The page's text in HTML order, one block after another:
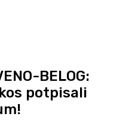
BELOG:
potpisali